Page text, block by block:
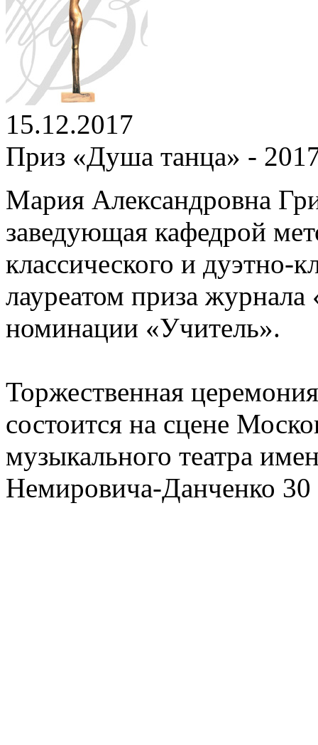
15.12.2017
Приз «Душа танца» -
Мария Александровна
заведующая кафедрой
классического и дуэтно-
лауреатом приза
номинации «Учитель».
Торжественная
состоится на сцене
музыкального театра
Немировича-Данченко 30